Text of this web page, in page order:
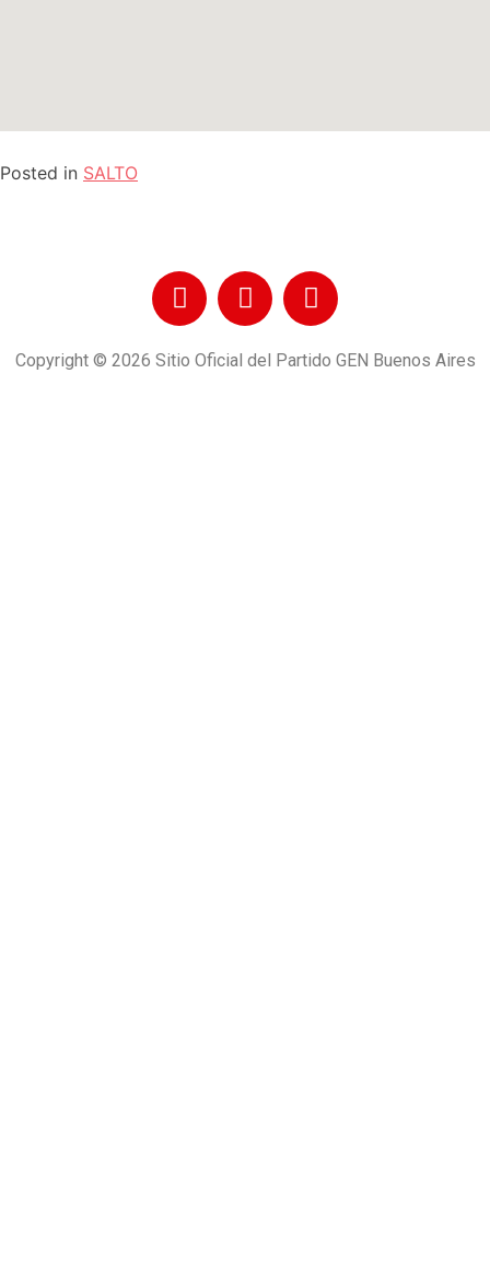
Posted in SALTO
Copyright © 2026 Sitio Oficial del Partido GEN Buenos Aires